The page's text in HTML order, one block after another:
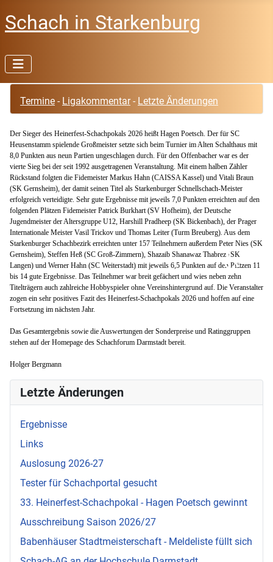
Schach in Starkenburg
Termine - Ligakommentar- Letzte Änderungen
Der Sieger des Heinerfest-Schachpokals 2026 heißt Hagen Poetsch. Der für SC
Heusenstamm spielende Großmeister setzte sich beim Turnier im Alten Schalthaus mit
8,0 Punkten aus neun Partien ungeschlagen durch. Für den Offenbacher war es der
vierte Sieg bei der seit 1992 ausgetragenen Veranstaltung. Mit einem halben Zähler
Rückstand folgten die Fidemeister Markus Hahn (CAISSA Kassel) und Vitali Braun
(SK Gernsheim), der damit seinen Titel als Starkenburger Schnellschach-Meister
erfolgreich verteidigte. Sehr gute Ergebnisse mit jeweils 7,0 Punkten erreichten auf den
folgenden Plätzen Fidemeister Patrick Burkhart (SV Hofheim), der Deutsche
Jugendmeister der Altersgruppe U12, Harshill Pradheep (SK Bickenbach), der Prager
Internationale Meister Vasil Trickov und Thomas Leiter (Turm Breuberg). Aus dem
Starkenburger Schachbezirk erreichten unter 157 Teilnehmern außerdem Peter Nies (SK
Gernsheim), Steffen Heß (SC Groß-Zimmern), Shazaib Shanawaz Thabrez (SK
Langen) und Werner Hahn (SC Weiterstadt) mit jeweils 6,5 Punkten auf den Plätzen 11
bis 14 gute Ergebnisse. Das Teilnehmer war breit gefächert und wies neben zehn
Titelträgern auch zahlreiche Hobbyspieler ohne Vereinshintergrund auf. Die Veranstalter
zogen ein sehr positives Fazit des Heinerfest-Schachpokals 2026 und hoffen auf eine
Fortsetzung im nächsten Jahr.
Das Gesamtergebnis sowie die Auswertungen der Sonderpreise und Ratinggruppen
stehen auf der Homepage des Schachforum Darmstadt bereit.
Holger Bergmann
Letzte Änderungen
Ergebnisse
Links
Auslosung 2026-27
Tester für Schachportal gesucht
33. Heinerfest-Schachpokal - Hagen Poetsch gewinnt
Ausschreibung Saison 2026/27
Babenhäuser Stadtmeisterschaft - Meldeliste füllt sich
♿